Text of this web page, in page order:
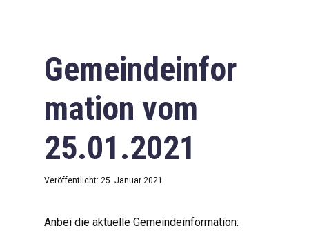
Gemeindeinfor
mation vom
25.01.2021
Veröffentlicht: 25. Januar 2021
Anbei die aktuelle Gemeindeinformation: